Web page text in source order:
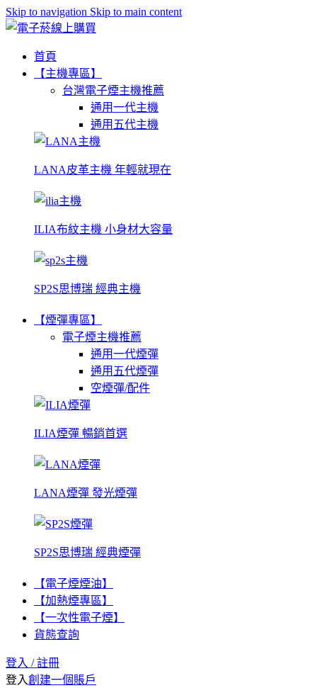
Skip to navigation Skip to main content
首頁
【主機專區】
台灣電子煙主機推薦
通用一代主機
通用五代主機
LANA皮革主機 年輕就現在
ILIA布紋主機 小身材大容量
SP2S思博瑞 經典主機
【煙彈專區】
電子煙主機推薦
通用一代煙彈
通用五代煙彈
空煙彈/配件
ILIA煙彈 暢銷首選
LANA煙彈 發光煙彈
SP2S思博瑞 經典煙彈
【電子煙煙油】
【加熱煙專區】
【一次性電子煙】
貨態查詢
登入 / 註冊
登入創建一個賬戶